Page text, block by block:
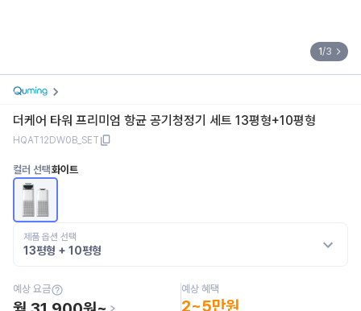
1/3
더케어 타워 프리미엄 항균 공기청정기 세트 13평형+10평형
HQAT12DW0B_SET
컬러 선택화이트
제품 옵션 선택
13평형 + 10평형
예상 요금 예상 혜택
2~5만원